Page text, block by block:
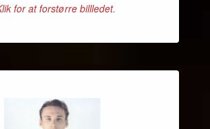
for at forstørre billledet.